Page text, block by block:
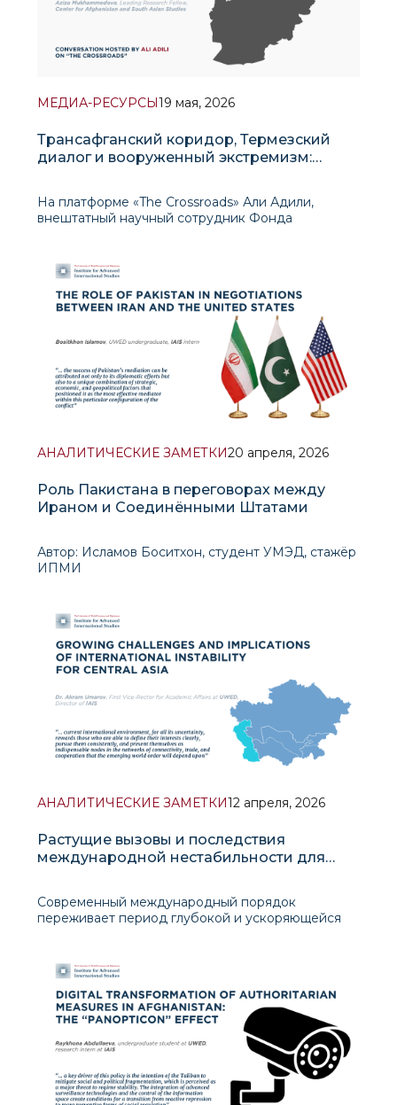
МЕДИА-РЕСУРСЫ19 мая, 2026
Трансафганский коридор, Термезский
диалог и вооруженный экстремизм:
На платформе «The Crossroads» Али Адили,
внештатный научный сотрудник Фонда
Йоркского университета, принимает Азизу
Мухаммедову, ве
АНАЛИТИЧЕСКИЕ ЗАМЕТКИ20 апреля, 2026
Роль Пакистана в переговорах между
Ираном и Соединёнными Штатами
Автор: Исламов Боситхон, студент УМЭД, стажёр
ИПМИ
8 апреля Соединённые Штаты Америки и
Исламская Республика Иран достигли
соглашения о временном прекращении огня
сроком
АНАЛИТИЧЕСКИЕ ЗАМЕТКИ12 апреля, 2026
Растущие вызовы и последствия
международной нестабильности для
Современный международный порядок
переживает период глубокой и ускоряющейся
многосторонних институтов меняют глобальный
стратегический ландшафт таким образом, что это
затрагивает даже регионы, ге